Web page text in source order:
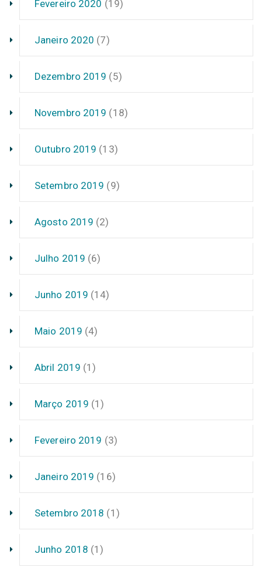
Fevereiro 2020 (19)
Janeiro 2020 (7)
Dezembro 2019 (5)
Novembro 2019 (18)
Outubro 2019 (13)
Setembro 2019 (9)
Agosto 2019 (2)
Julho 2019 (6)
Junho 2019 (14)
Maio 2019 (4)
Abril 2019 (1)
Março 2019 (1)
Fevereiro 2019 (3)
Janeiro 2019 (16)
Setembro 2018 (1)
Junho 2018 (1)